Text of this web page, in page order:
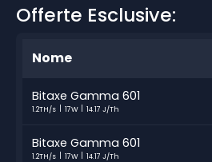
Offerte Esclusive:
Nome
Bitaxe Gamma 601
1.2TH/s 17W 14.17 J/Th
Bitaxe Gamma 601
1.2TH/s 17W 14.17 J/Th